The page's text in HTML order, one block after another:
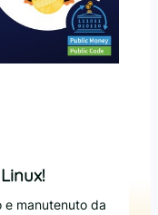
manutenuto da